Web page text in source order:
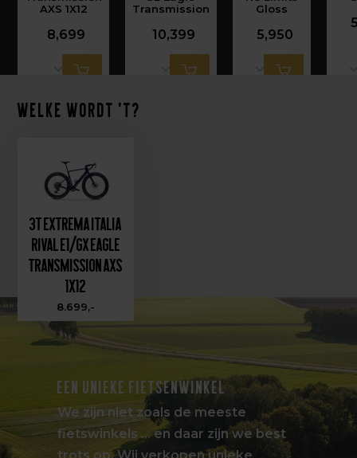
AXS 1X12
8,699
Transmission
10,399
Gloss
5,950
Welke wordt 't?
3T Extrema Italia
Rival E1/GX Eagle
Transmission AXS
1X12
8.699,-
EEN UNIEKE FIETSENWINKEL
We zijn niet zoals de meeste
fietswinkels … en daar zijn we best